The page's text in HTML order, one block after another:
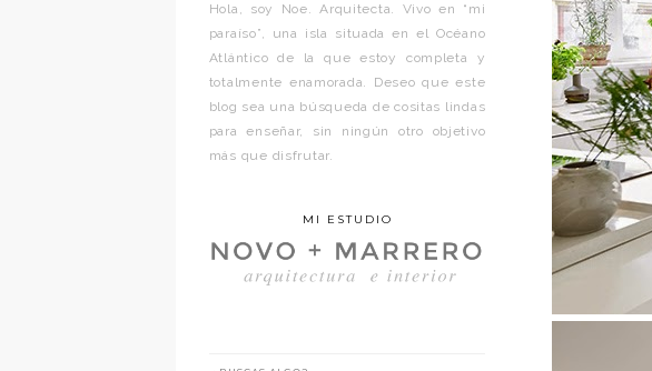
Hola, soy Noe. Arquitecta. Vivo en “mi
paraíso”, una isla situada en el Océano
Atlántico de la que estoy completa y
totalmente enamorada. Deseo que este
blog sea una búsqueda de cositas lindas
para enseñar, sin ningún otro objetivo
más que disfrutar.
MI ESTUDIO